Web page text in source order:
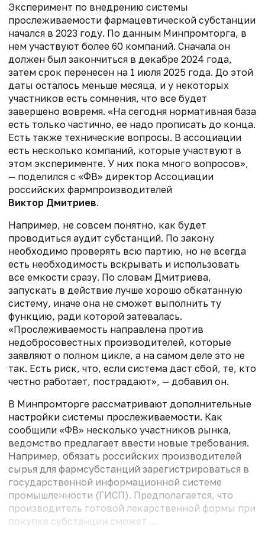
Эксперимент по внедрению системы
прослеживаемости фармацевтической субстанции
начался в 2023 году. По данным Минпромторга, в
нем участвуют более 60 компаний. Сначала он
должен был закончиться в декабре 2024 года,
затем срок перенесен на 1 июля 2025 года. До этой
даты осталось меньше месяца, и у некоторых
участников есть сомнения, что все будет
завершено вовремя. «На сегодня нормативная база
есть только частично, ее надо прописать до конца.
Есть также технические вопросы. В ассоциации
есть несколько компаний, которые участвуют в
этом эксперименте. У них пока много вопросов»,
— поделился с «ФВ» директор Ассоциации
российских фармпроизводителей
Виктор Дмитриев.
Например, не совсем понятно, как будет
проводиться аудит субстанций. По закону
необходимо проверять всю партию, но не всегда
есть необходимость вскрывать и использовать
все емкости сразу. По словам Дмитриева,
запускать в действие лучше хорошо обкатанную
систему, иначе она не сможет выполнить ту
функцию, ради которой затевалась.
«Прослеживаемость направлена против
недобросовестных производителей, которые
заявляют о полном цикле, а на самом деле это не
так. Есть риск, что, если система даст сбой, те, кто
честно работает, пострадают», — добавил он.
В Минпромторге рассматривают дополнительные
настройки системы прослеживаемости. Как
сообщили «ФВ» несколько участников рынка,
ведомство предлагает ввести новые требования.
Например, обязать российских производителей
сырья для фармсубстанций зарегистрироваться в
государственной информационной системе
промышленности (ГИСП). Предполагается, что
производитель готовой лекарственной формы при
покупке субстанции сможет ...